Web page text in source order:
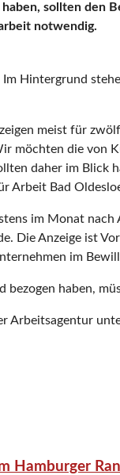
sollten den
notwendig.
Hintergrund
meist für
möchten die
daher im Blick
Arbeit Bad
im Monat
Die Anzeige ist
im
haben,
Arbeitsagentur
Hamburger